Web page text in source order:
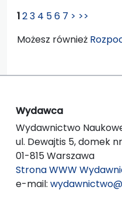
123 4 56 7 > >>
Możesz również
Wydawca
Wydawnictwo
ul. Dewajtis 5, domek
01-815 Warszawa
Strona WWW
e-mail: